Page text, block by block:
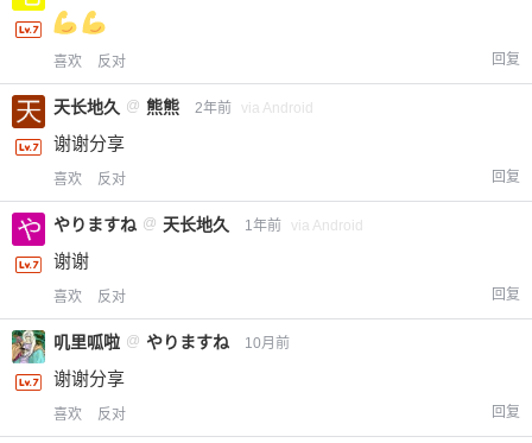
立刻支付
喜欢 反对 回复
天长地久 @ 熊熊 2年前 via Android
谢谢分享
喜欢 反对 回复
やりますね @ 天长地久 1年前 via Android
谢谢
喜欢 反对 回复
叽里呱啦 @ やりますね 10月前
谢谢分享
喜欢 反对 回复
限。
忘记密码？找回